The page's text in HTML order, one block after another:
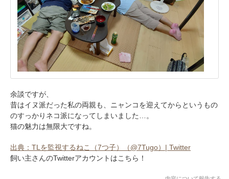
余談ですが、
昔はイヌ派だった私の両親も、ニャンコを迎えてからというもの
のすっかりネコ派になってしまいました…。
猫の魅力は無限大ですね。
出典：TLを監視するねこ（7つ子）（@7Tugo）| Twitter
飼い主さんのTwitterアカウントはこちら！